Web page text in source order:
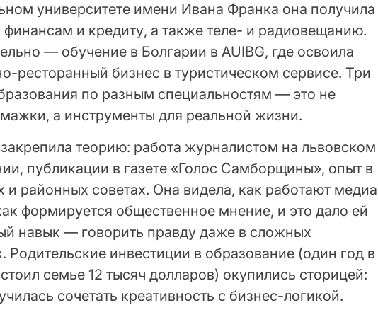
университете имени Ивана Франка она получила
финансам и кредиту, а также теле- и радиовещанию.
— обучение в Болгарии в AUIBG, где освоила
ресторанный бизнес в туристическом сервисе. Три
по разным специальностям — это не
а инструменты для реальной жизни.
теорию: работа журналистом на львовском
публикации в газете «Голос Самборщины», опыт в
и районных советах. Она видела, как работают медиа
формируется общественное мнение, и это дало ей
навык — говорить правду даже в сложных
Родительские инвестиции в образование (один год в
семье 12 тысяч долларов) окупились сторицей:
сочетать креативность с бизнес-логикой.